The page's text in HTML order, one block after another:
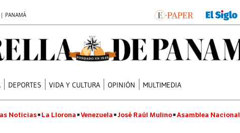
PANAMÁ
DEPORTES VIDA Y CULTURA OPINIÓN MULTIMEDIA
Noticias La Llorona Venezuela José Raúl Mulino Asamblea Nacional